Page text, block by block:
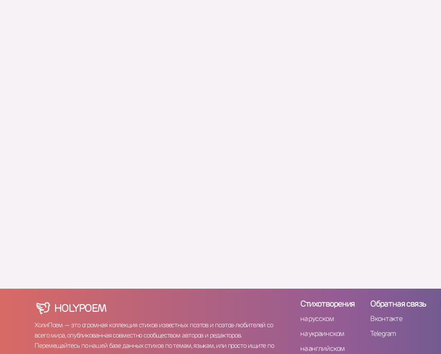
HOLYPOEM
ХолиПоем — это огромная коллекция стихов известных поэтов и поэтов-любителей со
всего мира, опубликованная совместно сообществом авторов и редакторов.
Перемещайтесь по нашей базе данных стихов по темам, языкам, или просто ищите по
Стихотворения
на русском
на украинском
на английском
Обратная связь
Вконтакте
Telegram